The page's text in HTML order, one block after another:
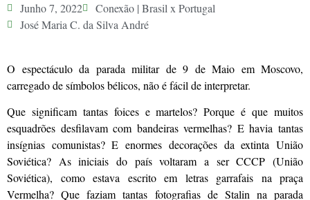
Junho 7, 2022
Conexão | Brasil x Portugal
José Maria C. da Silva André
O espectáculo da parada militar de 9 de Maio em Moscovo,
carregado de símbolos bélicos, não é fácil de interpretar.
Que significam tantas foices e martelos? Porque é que muitos
esquadrões desfilavam com bandeiras vermelhas? E havia tantas
insígnias comunistas? E enormes decorações da extinta União
Soviética? As iniciais do país voltaram a ser CCCP (União
Soviética), como estava escrito em letras garrafais na praça
Vermelha? Que faziam tantas fotografias de Stalin na parada